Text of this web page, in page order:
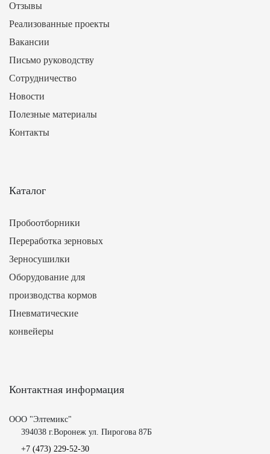
Отзывы
Реализованные проекты
Вакансии
Письмо руководству
Сотрудничество
Новости
Полезные материалы
Контакты
Каталог
Пробоотборники
Переработка зерновых
Зерносушилки
Оборудование для
производства кормов
Пневматические
конвейеры
Контактная информация
ООО "Элтемикс"
394038 г.Воронеж ул. Пирогова 87Б
+7 (473) 229-52-30